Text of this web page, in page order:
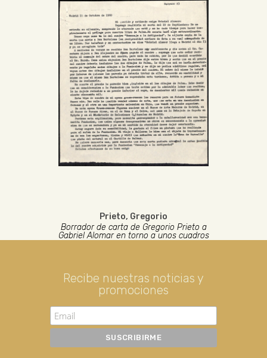
Prieto, Gregorio
Borrador de carta de Gregorio Prieto a
Gabriel Alomar en torno a unos cuadros
Recibe nuestras noticias y
promociones